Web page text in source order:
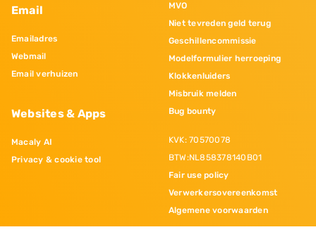
Email
Emailadres
Webmail
Email verhuizen
Websites & Apps
Macaly AI
Privacy & cookie tool
MVO
Niet tevreden geld terug
Geschillencommissie
Modelformulier herroeping
Klokkenluiders
Misbruik melden
Bug bounty
KVK: 70570078
BTW:NL858378140B01
Fair use policy
Verwerkersovereenkomst
Algemene voorwaarden